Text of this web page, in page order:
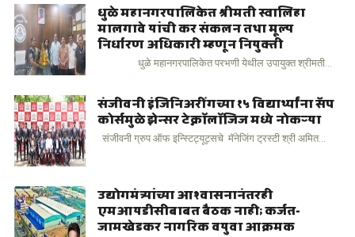
धुळे महानगरपालिकेत श्रीमती स्वालिहा
मालगावे यांची कर संकलन तथा मूल्य
निर्धारण अधिकारी म्हणून नियुक्ती
धुळे महानगरपालिकेत परभणी येथील उपायुक्त श्रीमती...
संजीवनी इंजिनिअरींगच्या १५ विद्यार्थ्यांना सॅप
कोर्समुळे झेन्सर टेक्नॉलॉजिज मध्ये नोकऱ्या
संजीवनी ग्रुप ऑफ इन्स्टिट्यूट्सचे मॅनेजिंग ट्रस्टी श्री अमित...
उद्योगमंत्र्यांच्या आश्वासनानंतरही
एमआयडीसीबाबत बैठक नाही; कर्जत-
जामखेडकर नागरिक वयुवा आक्रमक